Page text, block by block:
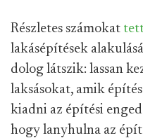
Részletes számokat
lakásépítések
dolog látszik: lassan
laksásokat, amik
kiadni az építési
hogy lanyhulna az